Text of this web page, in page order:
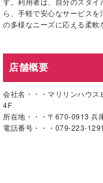
ら、手軽で安心なサービス
の多様なニーズに応える柔軟
店舗概要
会社名・・・マリリンハウ
4F
所在地・・・〒670-0913 兵
電話番号・・・079-223-1291